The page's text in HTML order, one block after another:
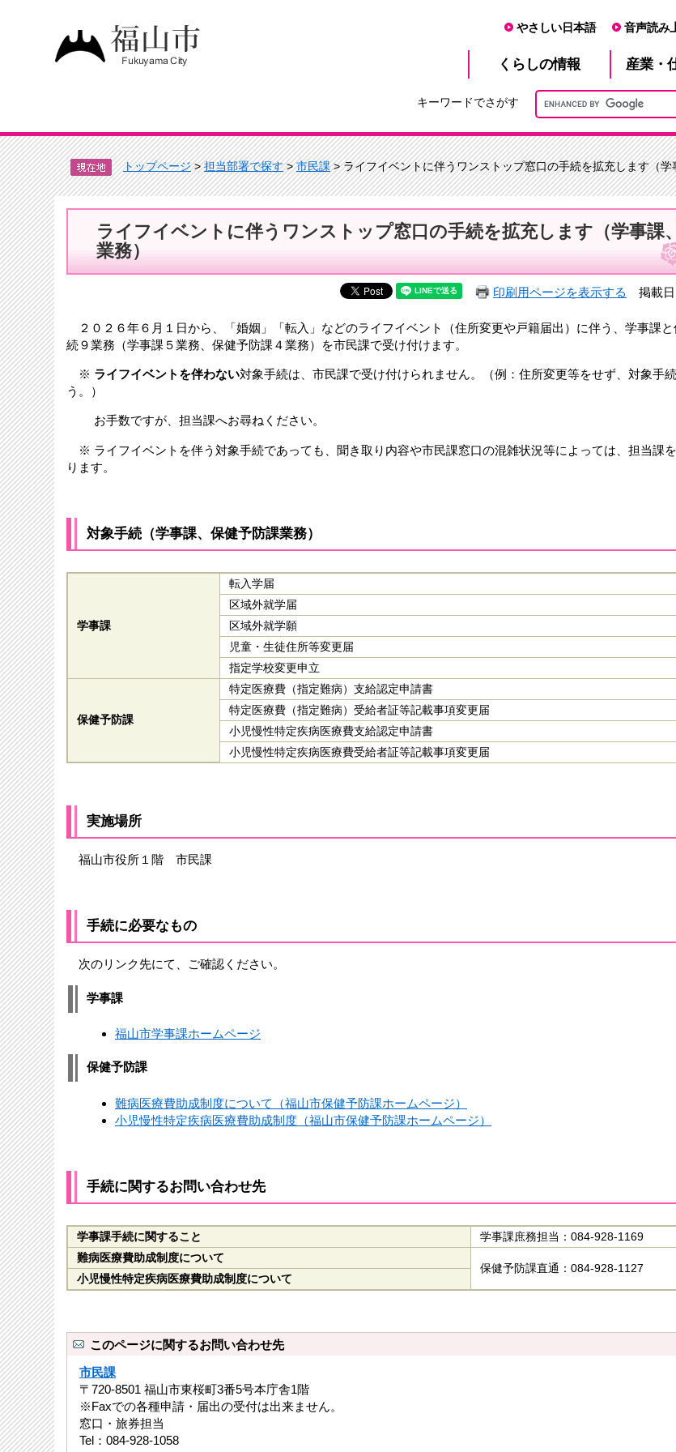
やさしい日本語 音声読み
くらしの情報 産業・
キーワードでさがす
トップページ>担当部署で探す>市民課> ライフイベントに伴うワンストップ窓口の手続を拡充します（
ライフイベントに伴うワンストップ窓口の手続を拡充します（学事課
業務）
印刷用ページを表示する 掲載日
２０２６年６月１日から、「婚姻」「転入」などのライフイベント（住所変更や戸籍届出）に伴う、学事課
続９業務（学事課５業務、保健予防課４業務）を市民課で受け付けます。
※ ライフイベントを伴わない対象手続は、市民課で受け付けられません。（例：住所変更等をせず、対象手
う。）
お手数ですが、担当課へお尋ねください。
※ ライフイベントを伴う対象手続であっても、聞き取り内容や市民課窓口の混雑状況等によっては、担当課
ります。
対象手続（学事課、保健予防課業務）
学事課
転入学届
区域外就学届
区域外就学願
児童・生徒住所等変更届
指定学校変更申立
保健予防課
特定医療費（指定難病）支給認定申請書
特定医療費（指定難病）受給者証等記載事項変更届
小児慢性特定疾病医療費支給認定申請書
小児慢性特定疾病医療費受給者証等記載事項変更届
実施場所
福山市役所１階 市民課
手続に必要なもの
次のリンク先にて、ご確認ください。
学事課
福山市学事課ホームページ
保健予防課
難病医療費助成制度について（福山市保健予防課ホームページ）
小児慢性特定疾病医療費助成制度（福山市保健予防課ホームページ）
手続に関するお問い合わせ先
学事課手続に関すること
学事課庶務担当：084-928-1169
難病医療費助成制度について
保健予防課直通：084-928-1127
小児慢性特定疾病医療費助成制度について
このページに関するお問い合わせ先
市民課
〒720-8501 福山市東桜町3番5号本庁舎1階
※Faxでの各種申請・届出の受付は出来ません。
窓口・旅券担当
Tel：084-928-1058